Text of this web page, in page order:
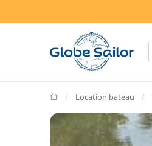
GlobeSailor
Location bateau